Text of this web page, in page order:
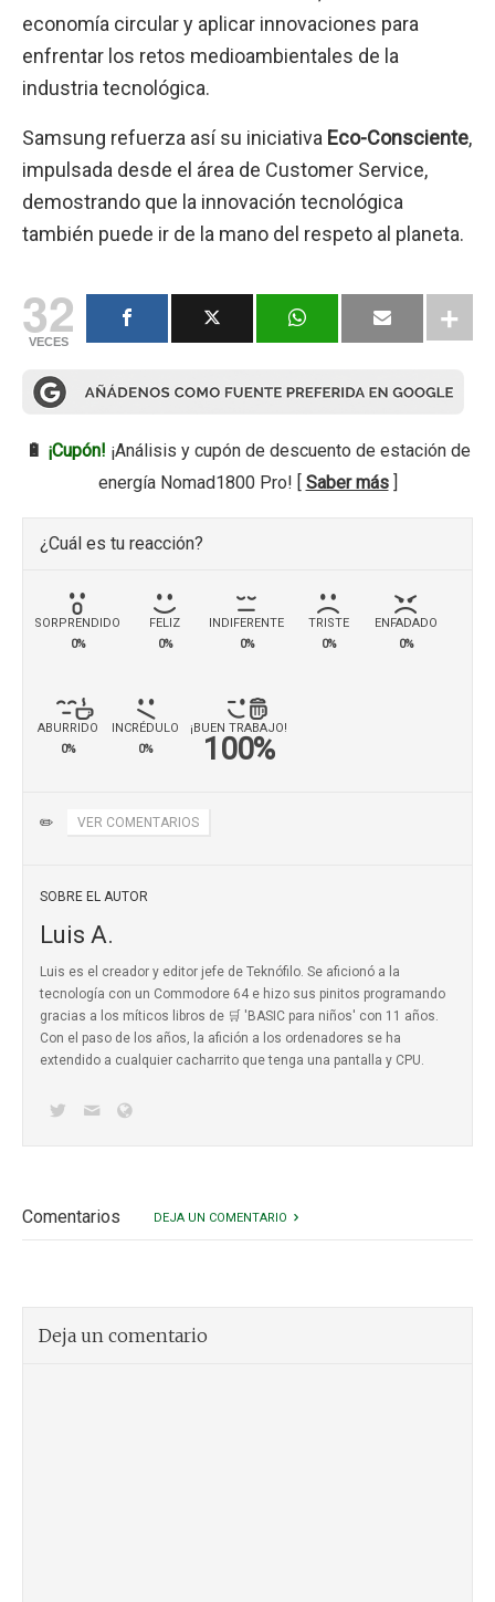
economía circular y aplicar innovaciones para
enfrentar los retos medioambientales de la
industria tecnológica.
Samsung refuerza así su iniciativa Eco-Consciente,
impulsada desde el área de Customer Service,
demostrando que la innovación tecnológica
también puede ir de la mano del respeto al planeta.
32
VECES
🔋 ¡Cupón! ¡Análisis y cupón de descuento de estación de
energía Nomad1800 Pro! [ Saber más]
¿Cuál es tu reacción?
SORPRENDIDO
0%
FELIZ
0%
INDIFERENTE
0%
TRISTE
0%
ENFADADO
0%
ABURRIDO
0%
INCRÉDULO
0%
¡BUEN TRABAJO!
100%
✏️ VER COMENTARIOS
SOBRE EL AUTOR
Luis A.
Luis es el creador y editor jefe de Teknófilo. Se aficionó a la
tecnología con un Commodore 64 e hizo sus pinitos programando
gracias a los míticos libros de 🛒 'BASIC para niños' con 11 años.
Con el paso de los años, la afición a los ordenadores se ha
extendido a cualquier cacharrito que tenga una pantalla y CPU.
Comentarios DEJA UN COMENTARIO
Deja un comentario